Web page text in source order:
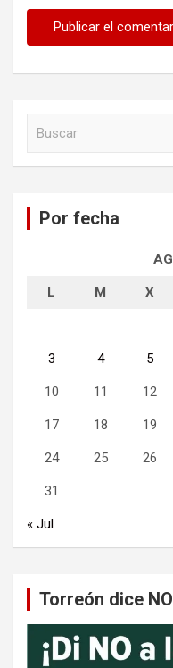
Por fecha
L M X
3 4 5
10 11 12
17 18 19
24 25 26
31
« Jul
Torreón dice